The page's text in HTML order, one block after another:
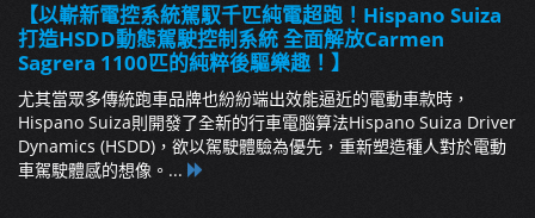
【以嶄新電控系統駕馭千匹純電超跑！Hispano Suiza
打造HSDD動態駕駛控制系統 全面解放Carmen
Sagrera 1100匹的純粹後驅樂趣！】
尤其當眾多傳統跑車品牌也紛紛端出效能逼近的電動車款時，
Hispano Suiza則開發了全新的行車電腦算法Hispano Suiza Driver
Dynamics (HSDD)，欲以駕駛體驗為優先，重新塑造種人對於電動
車駕駛體感的想像。...